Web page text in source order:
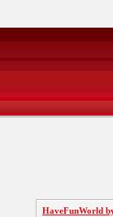
HaveFunWorld